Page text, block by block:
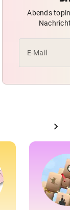
Abends
E-Mail
chevron_right